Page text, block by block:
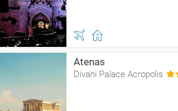
Atenas
Divani Palace Acropolis